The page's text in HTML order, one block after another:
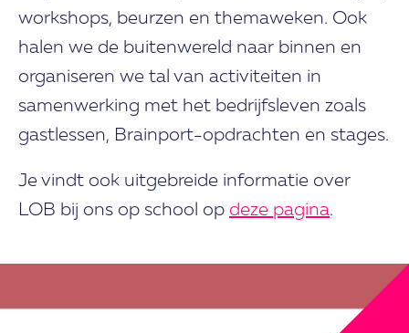
workshops, beurzen en themaweken. Ook
halen we de buitenwereld naar binnen en
organiseren we tal van activiteiten in
samenwerking met het bedrijfsleven zoals
gastlessen, Brainport-opdrachten en stages.
Je vindt ook uitgebreide informatie over
LOB bij ons op school op deze pagina